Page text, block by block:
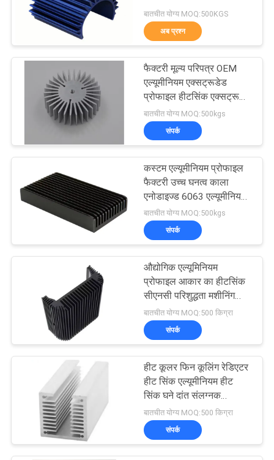
भ्रमण
गुणवत्ता
नियंत्रण
संपर्क
करें
एक
करे
साइटमैप
PRIVACY
POLICY
एल्यूमीनियम रेलिंग सिस्टम
एल्यूमीनियम दीवार
साइडिंग
एल्यूमिनियम बाड़ों
72
बातचीत योग्य MOQ:500KGS
अब प्रश्न
फैक्टरी मूल्य परिपत्र OEM
एल्यूमीनियम एक्सट्रूडेड
प्रोफाइल हीटसिंक एक्सट्रूज़न
एल्यूमीनियम मिश्र धातु एलईडी
डाउन लाइट हीट सिंक
बातचीत योग्य MOQ:500kgs
संपर्क
कस्टम एल्यूमीनियम प्रोफाइल
फैक्टरी उच्च घनत्व काला
एनोडाइज्ड 6063 एल्यूमीनियम
एक्सट्रूडेड हीट सिंक
बातचीत योग्य MOQ:500kgs
संपर्क
औद्योगिक एल्यूमिनियम
प्रोफाइल आकार का हीटसिंक
सीएनसी परिशुद्धता मशीनिंग
एल्यूमिनियम उच्च-शक्ति उच्च-
घनत्व टूथ हीट सिंक
बातचीत योग्य MOQ:500 किग्रा
संपर्क
हीट कूलर फिन कूलिंग रेडिएटर
हीट सिंक एल्यूमीनियम हीट
सिंक घने दांत संलग्नक
एल्यूमीनियम संलग्नक
बातचीत योग्य MOQ:500 किग्रा
संपर्क